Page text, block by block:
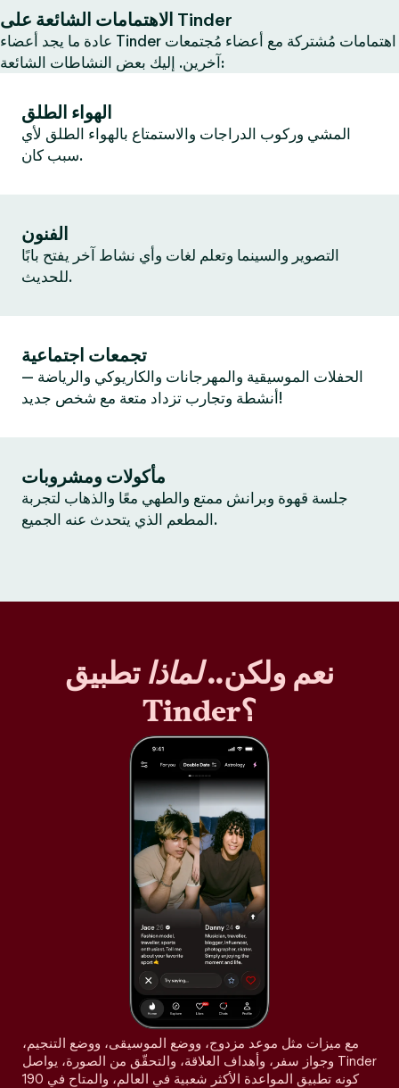
الاهتمامات الشائعة على Tinder
عادة ما يجد أعضاء Tinder اهتمامات مُشتركة مع أعضاء مُجتمعات
آخرين. إليك بعض النشاطات الشائعة:
الهواء الطلق
المشي وركوب الدراجات والاستمتاع بالهواء الطلق لأي
سبب كان.
الفنون
التصوير والسينما وتعلم لغات وأي نشاط آخر يفتح بابًا
للحديث.
تجمعات اجتماعية
الحفلات الموسيقية والمهرجانات والكاريوكي والرياضة —
أنشطة وتجارب تزداد متعة مع شخص جديد!
مأكولات ومشروبات
جلسة قهوة وبرانش ممتع والطهي معًا والذهاب لتجربة
المطعم الذي يتحدث عنه الجميع.
نعم ولكن..لماذا تطبيق
Tinder؟
مع ميزات مثل موعد مزدوج، ووضع الموسيقى، ووضع التنجيم،
وجواز سفر، وأهداف العلاقة، والتحقّق من الصورة، يواصل Tinder
كونه تطبيق المواعدة الأكثر شعبية في العالم، والمتاح في 190